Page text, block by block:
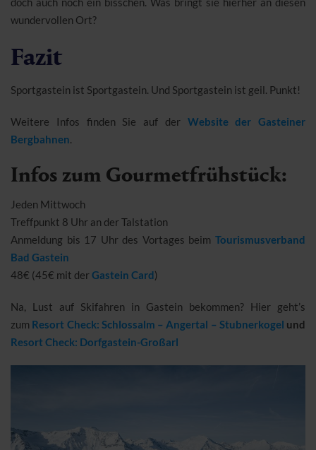
wundervollen Ort?
Fazit
Sportgastein ist Sportgastein. Und Sportgastein ist geil. Punkt!
Weitere Infos finden Sie auf der Website der Gasteiner
Bergbahnen.
Infos zum Gourmetfrühstück:
Jeden Mittwoch
Treffpunkt 8 Uhr an der Talstation
Anmeldung bis 17 Uhr des Vortages beim Tourismusverband
Bad Gastein
48€ (45€ mit derGastein Card)
Na, Lust auf Skifahren in Gastein bekommen? Hier geht’s
zum Resort Check: Schlossalm – Angertal – Stubnerkogel und
Resort Check: Dorfgastein-Großarl